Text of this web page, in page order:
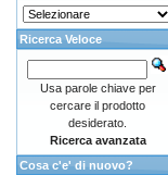
Ricerca Veloce
Usa parole chiave per
cercare il prodotto
desiderato.
Ricerca avanzata
Cosa c'e' di nuovo?